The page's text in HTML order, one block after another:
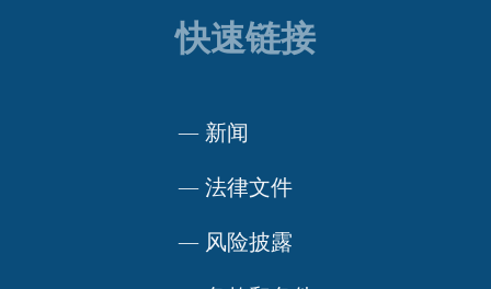
快速链接
— 新闻
—法律文件
— 风险披露